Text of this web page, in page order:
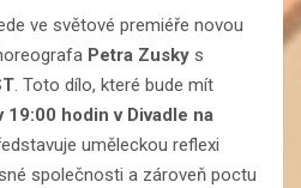
ve světové premiéře novou
Petra Zusky s
. Toto dílo, které bude mít
19:00 hodin v Divadle na
uměleckou reflexi
společnosti a zároveň poctu